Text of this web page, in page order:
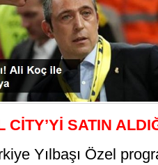
SATIN
Yılbaşı Özel